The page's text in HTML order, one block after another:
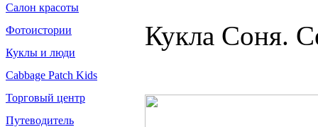
Салон красоты
Фотоистории
Куклы и люди
Cabbage Patch Kids
Торговый центр
Путеводитель
Кукла Соня.